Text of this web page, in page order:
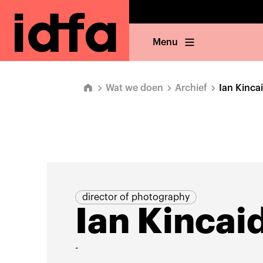
Menu
Wat we doen Archief Ian
director of photography
Ian
-